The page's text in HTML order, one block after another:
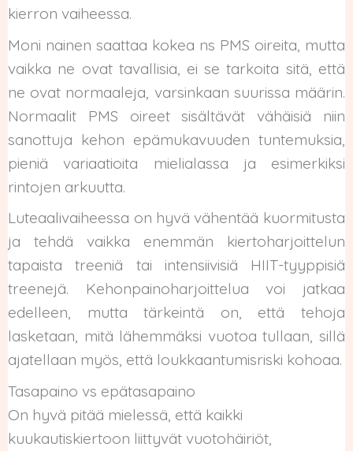
kierron vaiheessa.
Moni nainen saattaa kokea ns PMS oireita, mutta
vaikka ne ovat tavallisia, ei se tarkoita sitä, että
ne ovat normaaleja, varsinkaan suurissa määrin.
Normaalit PMS oireet sisältävät vähäisiä niin
sanottuja kehon epämukavuuden tuntemuksia,
pieniä variaatioita mielialassa ja esimerkiksi
rintojen arkuutta.
Luteaalivaiheessa on hyvä vähentää kuormitusta
ja tehdä vaikka enemmän kiertoharjoittelun
tapaista treeniä tai intensiivisiä HIIT-tyyppisiä
treenejä. Kehonpainoharjoittelua voi jatkaa
edelleen, mutta tärkeintä on, että tehoja
lasketaan, mitä lähemmäksi vuotoa tullaan, sillä
ajatellaan myös, että loukkaantumisriski kohoaa.
Tasapaino vs epätasapaino
On hyvä pitää mielessä, että kaikki
kuukautiskiertoon liittyvät vuotohäiriöt,